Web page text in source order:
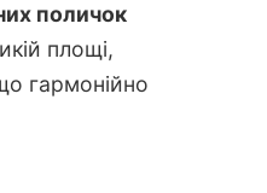
поличок
площі,
гармонійно